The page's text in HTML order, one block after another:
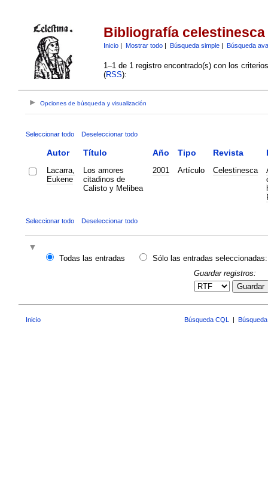
Bibliografía celestinesca
Inicio| Mostrar todo| Búsqueda simple| Búsqueda
1–1 de 1 registro encontrado(s) con los
(RSS):
Opciones de búsqueda y visualización
Seleccionar todo Deseleccionar todo
Autor Título Año Tipo Revista
Lacarra,
Eukene
Los amores
citadinos de
Calisto y Melibea
2001 Artículo Celestinesca
Seleccionar todo Deseleccionar todo
Todas las entradas
Sólo las entradas seleccionadas:
Guardar registros:
Guardar
Inicio Búsqueda CQL